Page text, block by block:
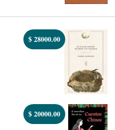
$28000.00
$20000.00